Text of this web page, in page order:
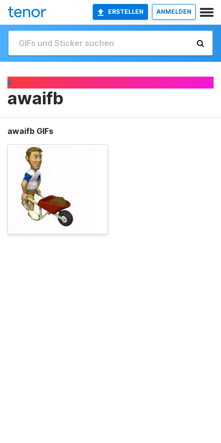
ERSTELLEN ANMELDEN
A
awaifb
awaifb GIFs